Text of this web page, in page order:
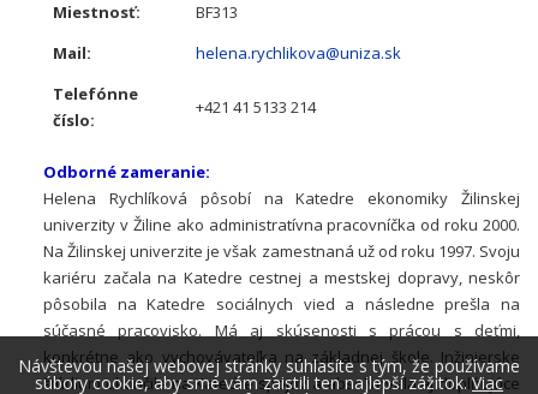
Miestnosť:
BF313
Mail:
helena.rychlikova@uniza.sk
Telefónne
číslo:
+421 41 5133 214
Odborné zameranie:
Helena Rychlíková pôsobí na Katedre ekonomiky Žilinskej
univerzity v Žiline ako administratívna pracovníčka od roku 2000.
Na Žilinskej univerzite je však zamestnaná už od roku 1997. Svoju
kariéru začala na Katedre cestnej a mestskej dopravy, neskôr
pôsobila na Katedre sociálnych vied a následne prešla na
súčasné pracovisko. Má aj skúsenosti s prácou s deťmi,
konkrétne ako vychovávateľka na základnej škole. Inžinierske
štúdium ukončila na Katedre spojov a absolvovala aj doplňujúce
Návštevou našej webovej stránky súhlasíte s tým, že používame
súbory cookie, aby sme vám zaistili ten najlepší zážitok.Viac